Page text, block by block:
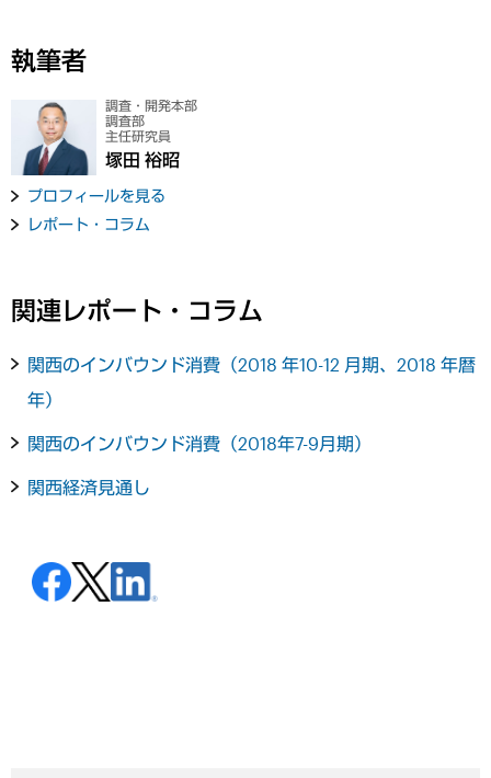
執筆者
調査・開発本部
調査部
主任研究員
塚田 裕昭
プロフィールを見る
レポート・コラム
関連レポート・コラム
関西のインバウンド消費（2018 年10-12 月期、2018 年暦
年）
関西のインバウンド消費（2018年7-9月期）
関西経済見通し